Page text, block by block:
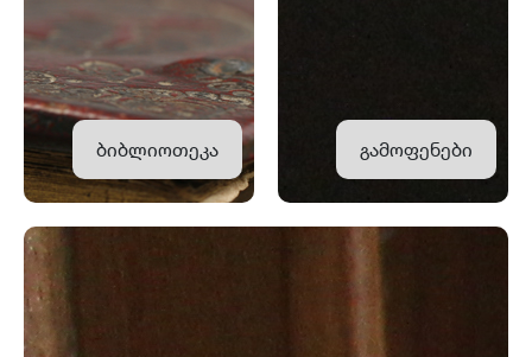
ბიბლიოთეკა გამოფენები